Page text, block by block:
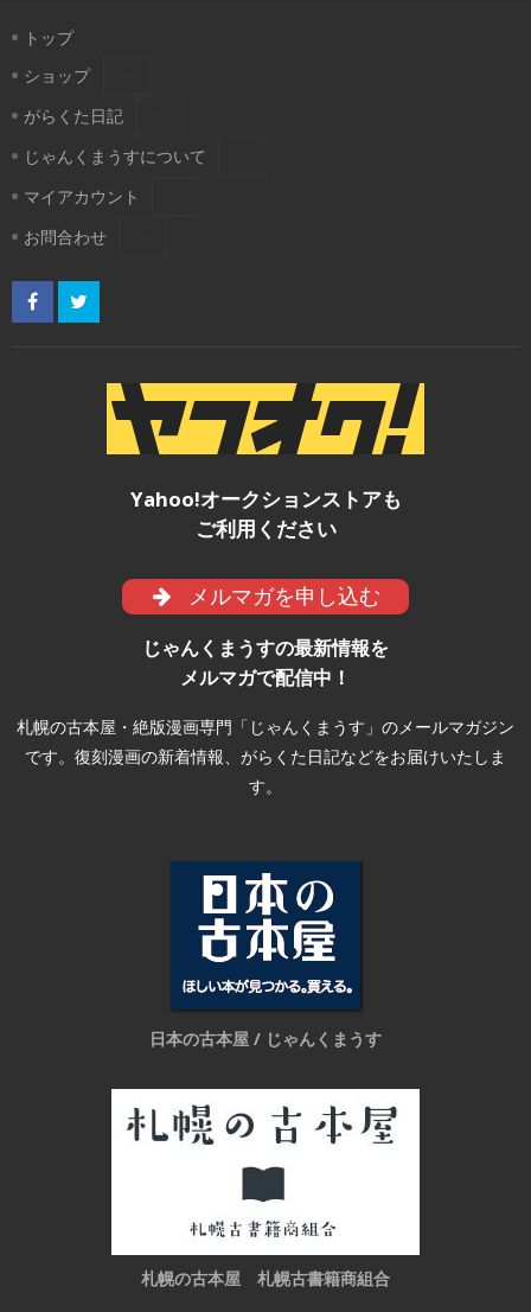
トップ
ショップ
がらくた日記
じゃんくまうすについて
マイアカウント
お問合わせ
Yahoo!オークションストアも
ご利用ください
メルマガを申し込む
じゃんくまうすの最新情報を
メルマガで配信中！
札幌の古本屋・絶版漫画専門「じゃんくまうす」のメールマガジン
です。復刻漫画の新着情報、がらくた日記などをお届けいたしま
す。
日本の古本屋 / じゃんくまうす
札幌の古本屋 札幌古書籍商組合